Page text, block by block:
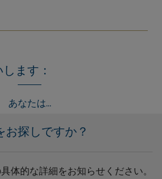
ます：
あなたは...
お探しですか？
体的な詳細をお知らせください。